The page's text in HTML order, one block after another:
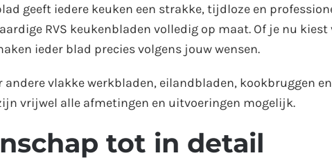
geeft iedere keuken een strakke, tijdloze en
RVS keukenbladen volledig op maat. Of je nu
ieder blad precies volgens jouw wensen.
andere vlakke werkbladen, eilandbladen, kookbruggen
vrijwel alle afmetingen en uitvoeringen mogelijk.
tot in detail